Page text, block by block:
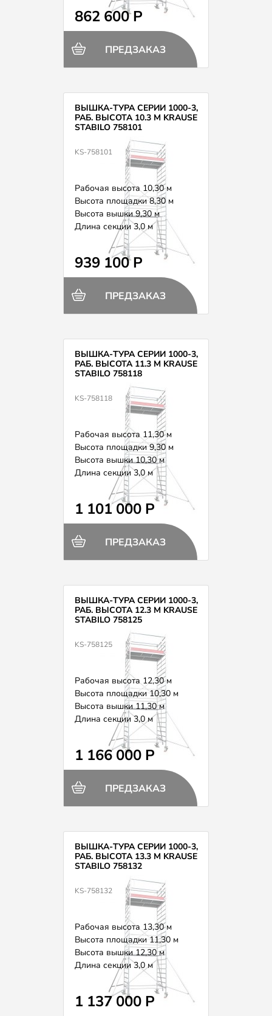
862 600 Р
ПРЕДЗАКАЗ
ВЫШКА-ТУРА СЕРИИ 1000-3,
РАБ. ВЫСОТА 10.3 М KRAUSE
STABILO 758101
KS-758101
Рабочая высота 10,30 м
Высота площадки 8,30 м
Высота вышки 9,30 м
Длина секции 3,0 м
Вес 257,0 кг
939 100 Р
ПРЕДЗАКАЗ
ВЫШКА-ТУРА СЕРИИ 1000-3,
РАБ. ВЫСОТА 11.3 М KRAUSE
STABILO 758118
KS-758118
Рабочая высота 11,30 м
Высота площадки 9,30 м
Высота вышки 10,30 м
Длина секции 3,0 м
Вес 301,0 кг
1 101 000 Р
ПРЕДЗАКАЗ
ВЫШКА-ТУРА СЕРИИ 1000-3,
РАБ. ВЫСОТА 12.3 М KRAUSE
STABILO 758125
KS-758125
Рабочая высота 12,30 м
Высота площадки 10,30 м
Высота вышки 11,30 м
Длина секции 3,0 м
Вес 316,0 кг
1 166 000 Р
ПРЕДЗАКАЗ
ВЫШКА-ТУРА СЕРИИ 1000-3,
РАБ. ВЫСОТА 13.3 М KRAUSE
STABILO 758132
KS-758132
Рабочая высота 13,30 м
Высота площадки 11,30 м
Высота вышки 12,30 м
Длина секции 3,0 м
Вес 323,0 кг
1 137 000 Р